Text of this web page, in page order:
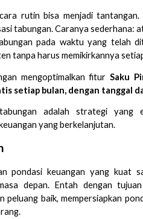
rutin bisa menjadi
tabungan. Caranya sederhana:
pada waktu yang telah
tanpa harus memikirkannya
mengoptimalkan fiturSaku
setiap bulan, dengan tanggal
adalah strategi yang
yang berkelanjutan.
pondasi keuangan yang kuat
depan. Entah dengan
peluang baik, mempersiapkan